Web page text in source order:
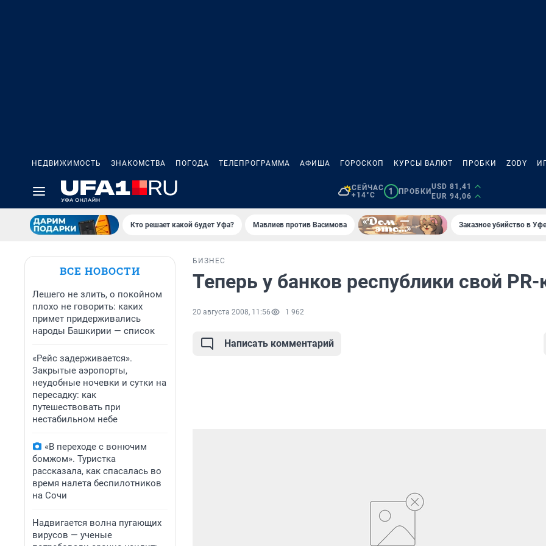
НЕДВИЖИМОСТЬ ЗНАКОМСТВА ПОГОДА ТЕЛЕПРОГРАММА АФИША ГОРОСКОП КУРСЫ ВАЛЮТ ПРОБКИ ZODY
СЕЙЧАС
+14°C
1 ПРОБКИ
USD 81,41
EUR 94,06
Кто решает какой будет Уфа? Мавлиев против Васимова Заказное убийство в
ВСЕ НОВОСТИ
Лешего не злить, о покойном
плохо не говорить: каких
примет придерживались
народы Башкирии — список
«Рейс задерживается».
Закрытые аэропорты,
неудобные ночевки и сутки на
пересадку: как
путешествовать при
нестабильном небе
«В переходе с вонючим
бомжом». Туристка
рассказала, как спасалась во
время налета беспилотников
на Сочи
Надвигается волна пугающих
вирусов — ученые
БИЗНЕС
Теперь у банков республики свой PR-
20 августа 2008, 11:56 1 962
Написать комментарий